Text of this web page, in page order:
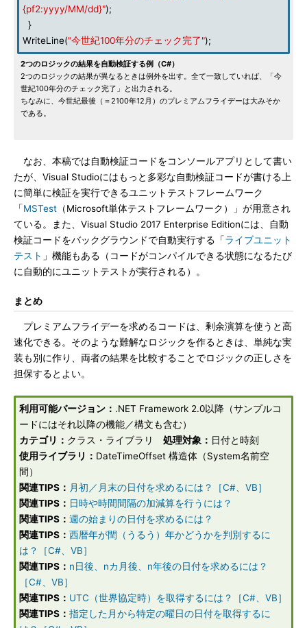
{pf2:yyyy/MM/dd}");
}
WriteLine("今世紀100年分のチェック完了");
2つのロジックの結果を自動検証する例（C#）
2つのロジックの結果が異なるときは例外を出す。全て一致していれば、「今
世紀100年分のチェック完了」と出力される。
ちなみに、今世紀最後（＝2100年12月）のプレミアムフライデーは大みそか
である。
なお、本稿では自動検証コードをコンソールアプリとして書い
たが、Visual Studioにはもっと多彩な自動検証コードが書ける上
に簡単に検証を実行できるユニットテストフレームワーク
「MSTest （Microsoft単体テストフレームワーク）」が用意され
ている。また、Visual Studio 2017 Enterprise Editionには、自動
検証コードをバックグラウンドで自動実行する「ライブユニット
テスト 」機能もある（コードがコンパイルできる状態になるたび
に自動的にユニットテストが実行される）。
まとめ
プレミアムフライデーを求めるコードは、剰余演算を使うと高
速化できる。そのような難解なロジックを作るときは、単純な実
装も別に作り、両者の結果を比較することでロジックの正しさを
担保するとよい。
利用可能バージョン： .NET Framework 2.0以降（サンプルコ
ードにはそれ以降の機能／構文も含む）
カテゴリ： クラス・ライブラリ 処理対象： 日付と時刻
使用ライブラリ： DateTimeOffset 構造体（System名前空
間）
関連TIPS： 月初／月末の日付を求めるには？［C#、VB］
関連TIPS： 日時や時間間隔の加減算を行うには？
関連TIPS： 週の始まりの日付を求めるには？
関連TIPS： 西暦年が閏（うるう）年かどうかを判別するに
は？［C#、VB］
関連TIPS： n日後、nカ月後、n年後の日付を求めるには？
［C#、VB］
関連TIPS： UTC（世界協定時）を取得するには？［C#、VB］
関連TIPS： 指定した月から特定の曜日の日付を取得するに